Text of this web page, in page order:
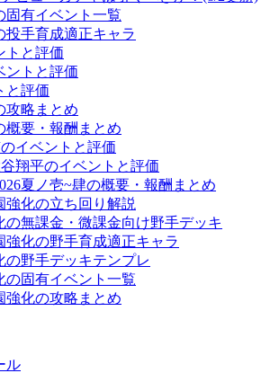
固有イベント一覧
投手育成適正キャラ
トと評価
ントと評価
と評価
攻略まとめ
概要・報酬まとめ
イベントと評価
翔平のイベントと評価
夏ノ壱~肆の概要・報酬まとめ
強化の立ち回り解説
の無課金・微課金向け野手デッキ
強化の野手育成適正キャラ
の野手デッキテンプレ
の固有イベント一覧
強化の攻略まとめ
ル